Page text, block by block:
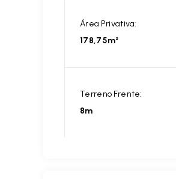
Área Privativa:
178,75m²
Terreno Frente:
8m